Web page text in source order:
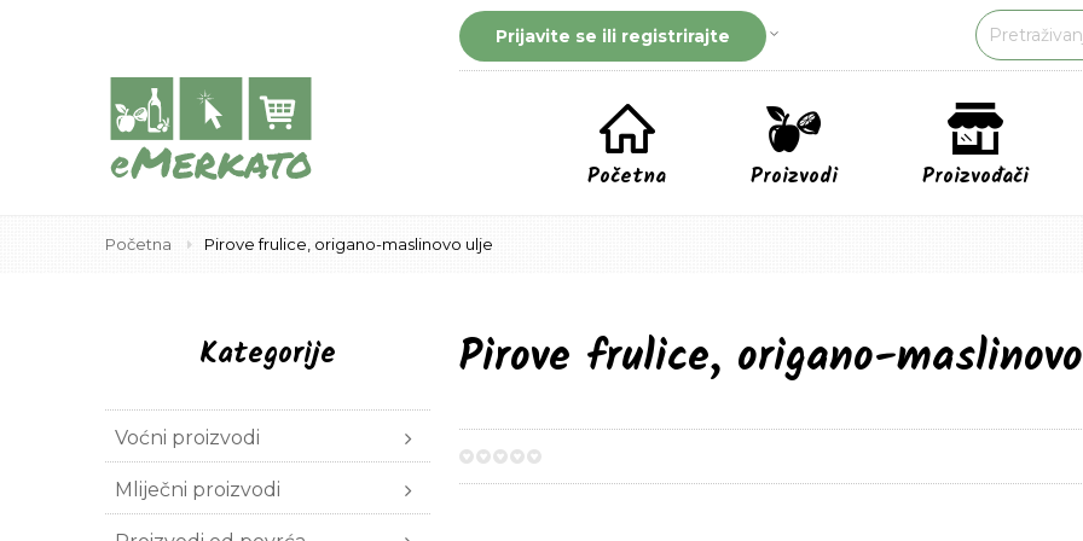
Prijavite se ili registrirajte
Početna Proizvodi Proizvođači
Početna Pirove frulice, origano-maslinovo ulje
Pirove frulice, origano-
Kategorije
Voćni proizvodi
Mliječni proizvodi